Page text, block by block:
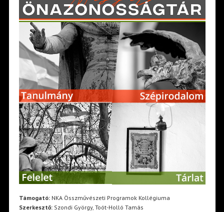
Támogató:NKA Összművészeti Programok Kollégiuma
Szerkesztő:Szondi György, Toót-Holló Tamás